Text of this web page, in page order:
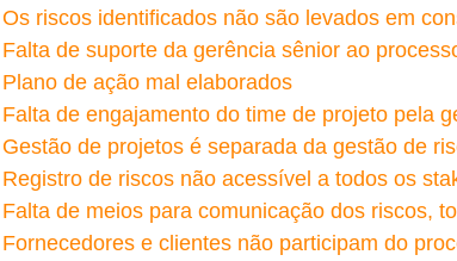
Os riscos identificados não são levados em
Falta de suporte da gerência sênior ao
Plano de ação mal elaborados
Falta de engajamento do time de projeto pela
Gestão de projetos é separada da gestão de
Registro de riscos não acessível a todos os
Falta de meios para comunicação dos riscos,
Fornecedores e clientes não participam do